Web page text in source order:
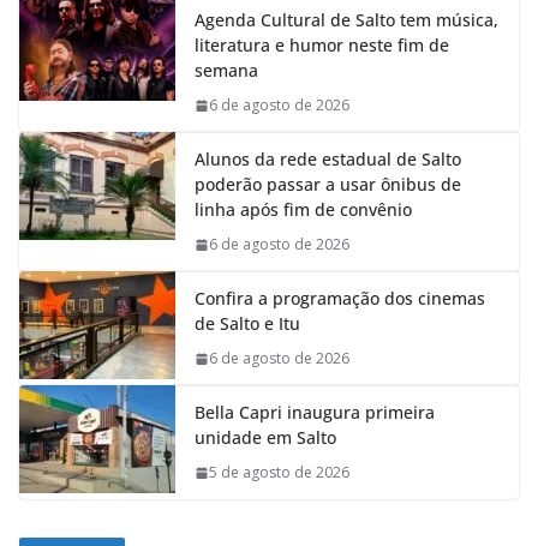
Agenda Cultural de Salto tem música,
literatura e humor neste fim de
semana
6 de agosto de 2026
Alunos da rede estadual de Salto
poderão passar a usar ônibus de
linha após fim de convênio
6 de agosto de 2026
Confira a programação dos cinemas
de Salto e Itu
6 de agosto de 2026
Bella Capri inaugura primeira
unidade em Salto
5 de agosto de 2026